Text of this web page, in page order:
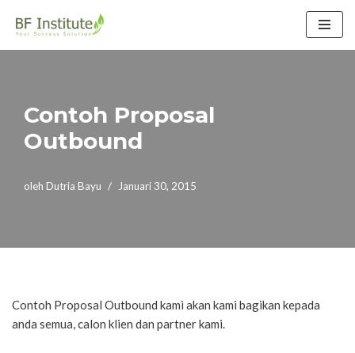
Contoh Proposal
Outbound
oleh Dutria Bayu Januari 30, 2015
Contoh Proposal Outbound kami akan kami bagikan kepada
anda semua, calon klien dan partner kami.